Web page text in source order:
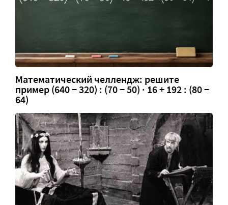
Математический челлендж: решите
пример (640 − 320) : (70 − 50) · 16 + 192 : (80 −
64)